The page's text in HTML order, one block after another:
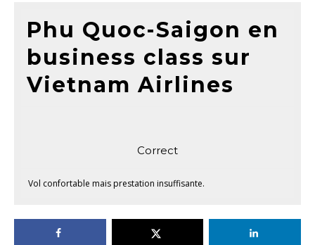
Phu Quoc-Saigon en
business class sur
Vietnam Airlines
Correct
Vol confortable mais prestation insuffisante.